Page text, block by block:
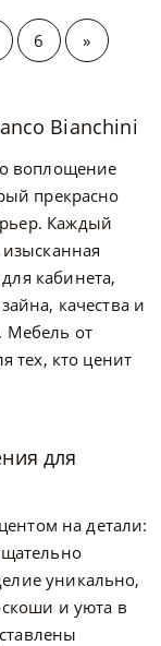
6 »
Bianchini
воплощение
прекрасно
Каждый
кабинета,
качества и
Мебель от
тех, кто ценит
для
на детали:
уникально,
и уюта в